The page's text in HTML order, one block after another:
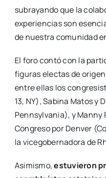
subrayando que la
experiencias son
de nuestra comunidad
El foro contó con la
figuras electas de
entre ellas los
13, NY), Sabina Matos y
Pennsylvania), y Manny
Congreso por Denver
la vicegobernadora de
Asimismo,estuvieron